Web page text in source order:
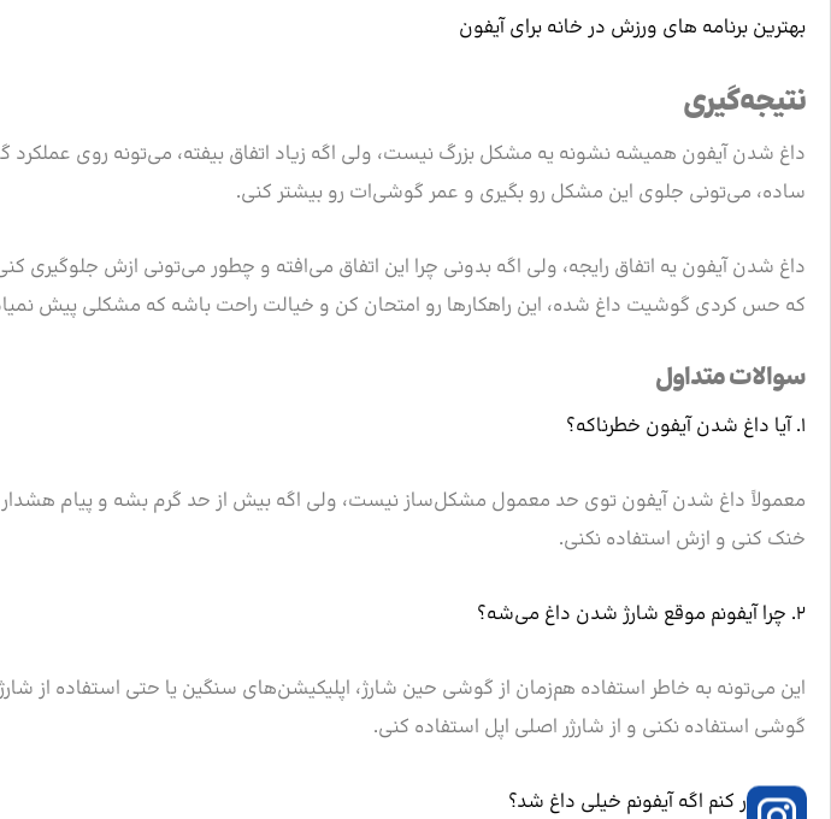
بهترین برنامه های ورزش در خانه برای آیفون
نتیجه‌گیری
داغ شدن آیفون همیشه نشونه یه مشکل بزرگ نیست، ولی اگه زیاد اتفاق بیفته، می‌تونه روی عملکرد
ساده، می‌تونی جلوی این مشکل رو بگیری و عمر گوشی‌ات رو بیشتر کنی.
داغ شدن آیفون یه اتفاق رایجه، ولی اگه بدونی چرا این اتفاق می‌افته و چطور می‌تونی ازش جلوگیری
که حس کردی گوشیت داغ شده، این راهکارها رو امتحان کن و خیالت راحت باشه که مشکلی پیش
سوالات متداول
۱. آیا داغ شدن آیفون خطرناکه؟
معمولاً داغ شدن آیفون توی حد معمول مشکل‌ساز نیست، ولی اگه بیش از حد گرم بشه و پیام
خنک کنی و ازش استفاده نکنی.
۲. چرا آیفونم موقع شارژ شدن داغ می‌شه؟
این می‌تونه به خاطر استفاده هم‌زمان از گوشی حین شارژ، اپلیکیشن‌های سنگین یا حتی استفاده از
گوشی استفاده نکنی و از شارژر اصلی اپل استفاده کنی.
۳. چیکار کنم اگه آیفونم خیلی داغ شد؟